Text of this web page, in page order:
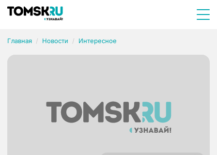
Главная Новости Интересное